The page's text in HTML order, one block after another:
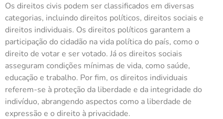
Os direitos civis podem ser classificados em diversas
categorias, incluindo direitos políticos, direitos sociais e
direitos individuais. Os direitos políticos garantem a
participação do cidadão na vida política do país, como o
direito de votar e ser votado. Já os direitos sociais
asseguram condições mínimas de vida, como saúde,
educação e trabalho. Por fim, os direitos individuais
referem-se à proteção da liberdade e da integridade do
indivíduo, abrangendo aspectos como a liberdade de
expressão e o direito à privacidade.